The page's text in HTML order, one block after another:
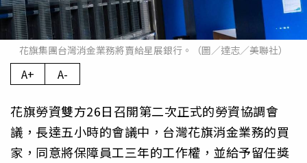
花旗集團台灣消金業務將賣給星展銀行。（圖／達志／美聯社）
A+ A-
花旗勞資雙方26日召開第二次正式的勞資協調會
議，長達五小時的會議中，台灣花旗消金業務的買
家，同意將保障員工三年的工作權，並給予留任獎